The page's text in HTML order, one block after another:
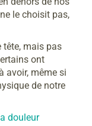
le choisit pas,
tête, mais pas
ont
avoir, même si
de notre
douleur